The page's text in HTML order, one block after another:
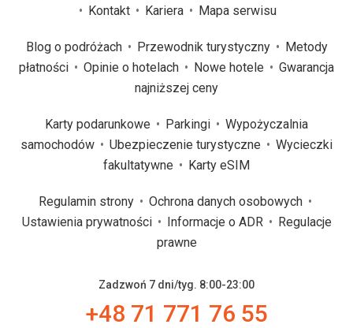
Kontakt
Kariera Mapa serwisu
Blog o podróżach Przewodnik turystyczny
Metody
płatności
Opinie o hotelach Nowe hotele
Gwarancja
najniższej ceny
Karty podarunkowe Parkingi
Wypożyczalnia
samochodów
Ubezpieczenie turystyczne
Wycieczki
fakultatywne
Karty eSIM
Regulamin strony
Ochrona danych osobowych
Ustawienia prywatności
Informacje o ADR
Regulacje
prawne
Zadzwoń 7 dni/tyg. 8:00-23:00
+48 71 771 76 55